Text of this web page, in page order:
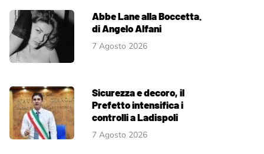
Abbe Lane alla Boccetta.
di Angelo Alfani
7 Agosto 2026
Sicurezza e decoro, il
Prefetto intensifica i
controlli a Ladispoli
7 Agosto 2026